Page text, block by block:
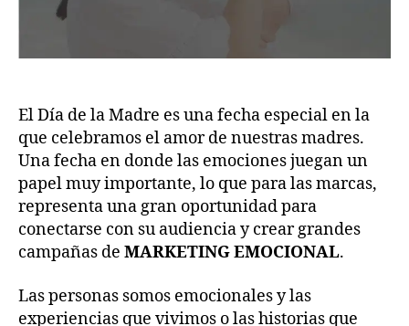
El Día de la Madre es una fecha especial en la
que celebramos el amor de nuestras madres.
Una fecha en donde las emociones juegan un
papel muy importante, lo que para las marcas,
representa una gran oportunidad para
conectarse con su audiencia y crear grandes
campañas de MARKETING EMOCIONAL.
Las personas somos emocionales y las
experiencias que vivimos o las historias que